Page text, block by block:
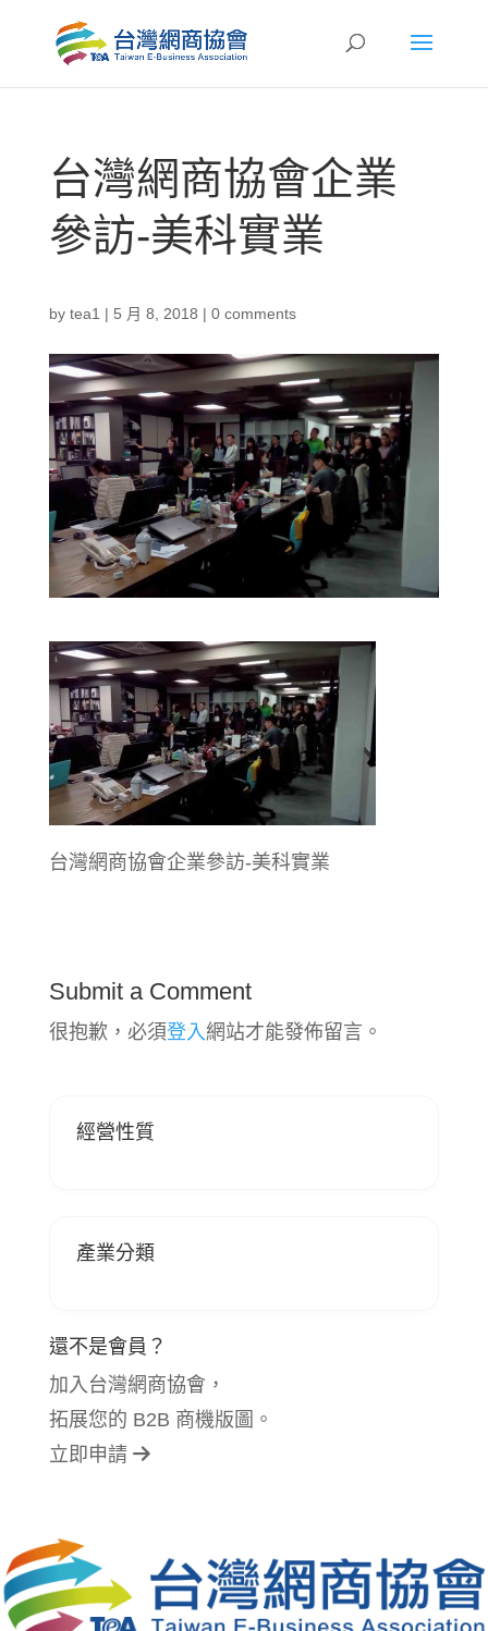
台灣網商協會企業
參訪-美科實業
by tea1 | 5 月 8, 2018 | 0 comments
台灣網商協會企業參訪-美科實業
Submit a Comment
很抱歉，必須登入 網站才能發佈留言。
經營性質
產業分類
還不是會員？
加入台灣網商協會，
拓展您的 B2B 商機版圖。
立即申請